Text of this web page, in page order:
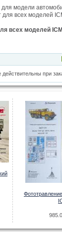
для модели
для всех моделей
всех моделей
при